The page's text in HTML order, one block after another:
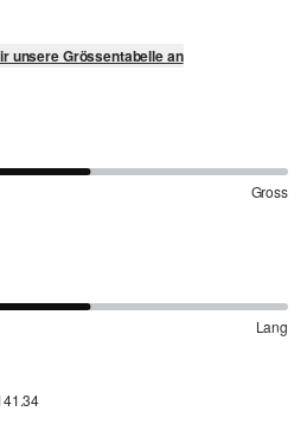
unsere Grössentabelle an
Gross
Lang